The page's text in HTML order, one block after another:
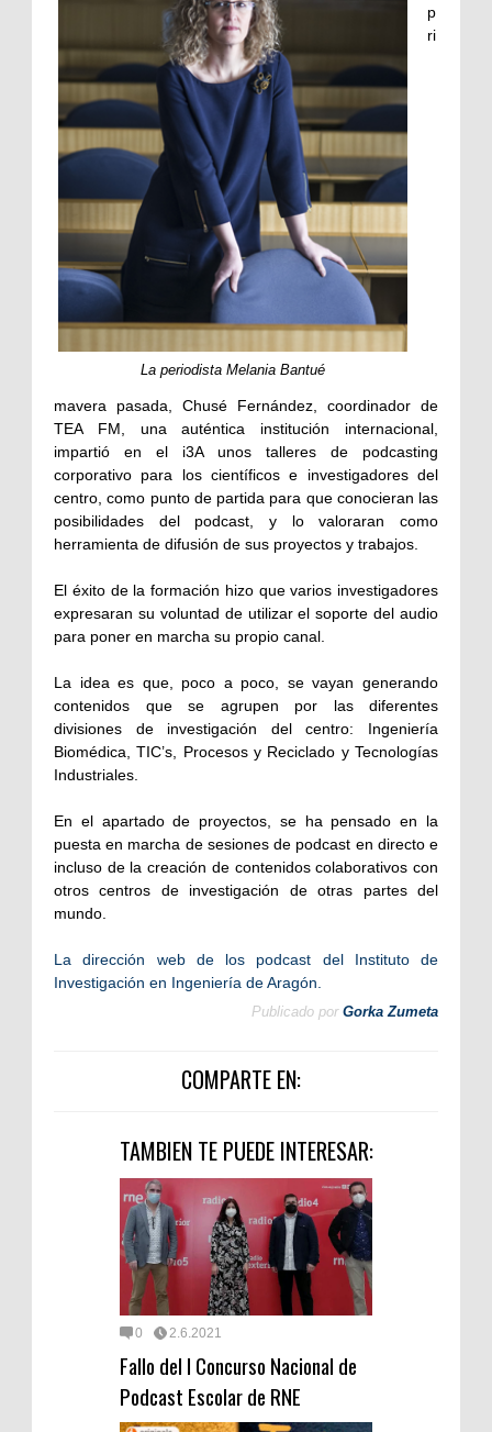
La periodista Melania Bantué
p
ri
mavera pasada, Chusé Fernández, coordinador de
TEA FM, una auténtica institución internacional,
impartió en el i3A unos talleres de podcasting
corporativo para los científicos e investigadores del
centro, como punto de partida para que conocieran las
posibilidades del podcast, y lo valoraran como
herramienta de difusión de sus proyectos y trabajos.
El éxito de la formación hizo que varios investigadores
expresaran su voluntad de utilizar el soporte del audio
para poner en marcha su propio canal.
La idea es que, poco a poco, se vayan generando
contenidos que se agrupen por las diferentes
divisiones de investigación del centro: Ingeniería
Biomédica, TIC’s, Procesos y Reciclado y Tecnologías
Industriales.
En el apartado de proyectos, se ha pensado en la
puesta en marcha de sesiones de podcast en directo e
incluso de la creación de contenidos colaborativos con
otros centros de investigación de otras partes del
mundo.
La dirección web de los podcast del Instituto de
Investigación en Ingeniería de Aragón.
Publicado por Gorka Zumeta
COMPARTE EN:
TAMBIEN TE PUEDE INTERESAR:
0 2.6.2021
Fallo del I Concurso Nacional de
Podcast Escolar de RNE